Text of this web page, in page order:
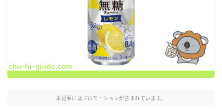
氷結 ストロング
麒麟特製サワー
麒麟 発酵サワー
本記事にはプロモーションが含まれています。